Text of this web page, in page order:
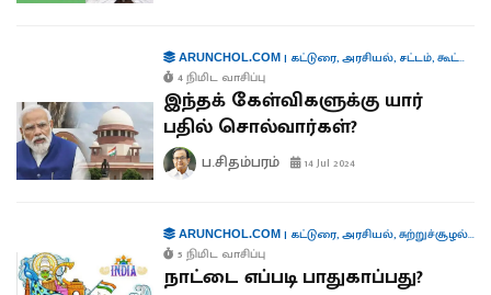
ARUNCHOL.COM| கட்டுரை,அரசியல், சட்டம்,கூட்டாட்சி
4 நிமிட வாசிப்பு
இந்தக் கேள்விகளுக்கு யார்
பதில் சொல்வார்கள்?
ப.சிதம்பரம் 14 Jul 2024
ARUNCHOL.COM| கட்டுரை,அரசியல்,சுற்றுச்சூழல்,
5 நிமிட வாசிப்பு
நாட்டை எப்படி பாதுகாப்பது?